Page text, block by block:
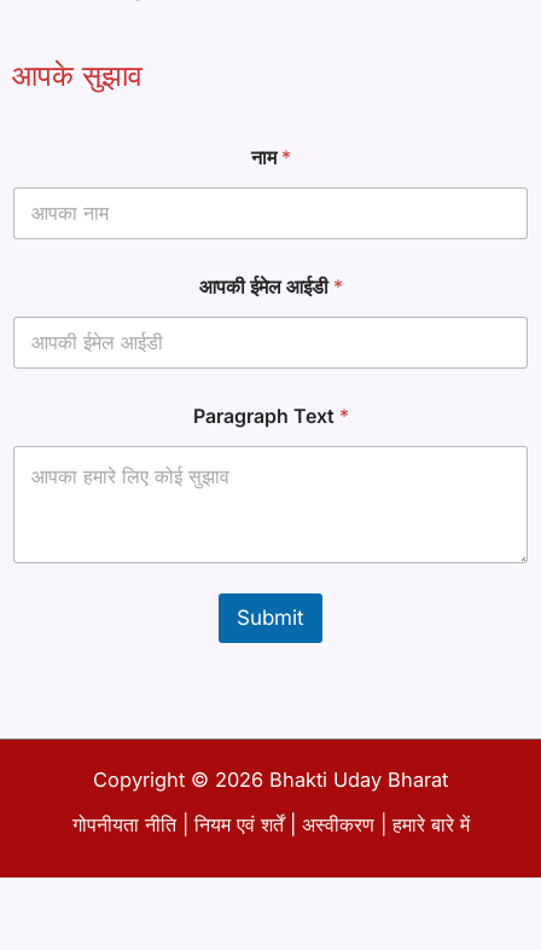
आपके सुझाव
नाम*
म
T
*
आपकी ईमेल आईडी *
Paragraph Text *
Submit
Copyright © 2026 Bhakti Uday Bharat
गोपनीयता नीति|नियम एवं शर्तें| अस्वीकरण |हमारे बारे में